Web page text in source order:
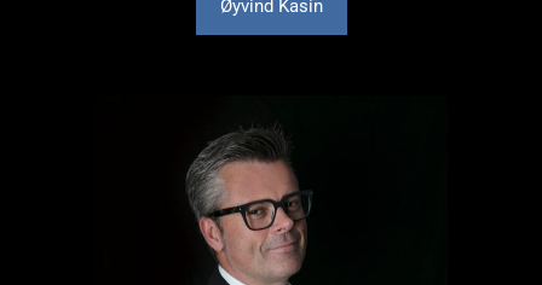
Øyvind Kasin